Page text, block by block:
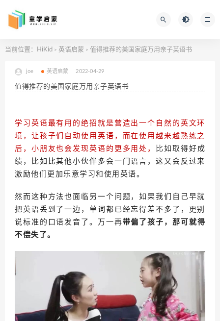
当前位置： HiKid > 英语启蒙 > 值得推荐的美国家庭万用亲子英语书
joe 英语启蒙 2022-04-29
值得推荐的美国家庭万用亲子英语书
学习英语最有用的绝招就是营造出一个自然的英文环
境，让孩子们自动使用英语，而在使用越来越熟练之
后，小朋友也会发现英语的更多用处，
比如取得好成
绩，比如比其他小伙伴多会一门语言，这又会反过来
激励他们更加乐意学习和使用英语。
然而这种方法也面临另一个问题，如果我们自己早就
把英语丢到了一边，单词都已经忘得差不多了，更别
说标准的口语发音了。万一再带偏了孩子，那可就得
不偿失了。